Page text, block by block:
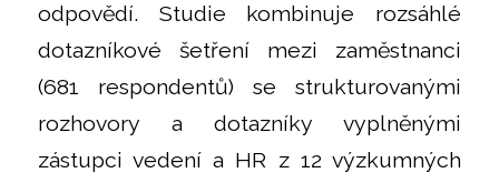
odpovědí. Studie kombinuje rozsáhlé
dotazníkové šetření mezi zaměstnanci
(681 respondentů) se strukturovanými
rozhovory a dotazníky vyplněnými
zástupci vedení a HR z 12 výzkumných